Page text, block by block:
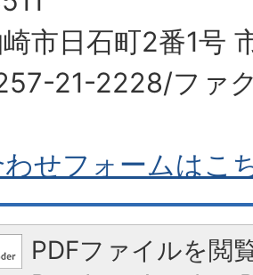
市日石町2番1号
21-2228/ファ
せフォームはこ
PDFファイルを閲